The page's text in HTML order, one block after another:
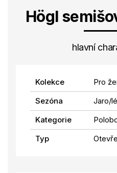
Högl
hlavní
Kolekce
Pro
Sezóna
Jaro/
Kategorie
Typ